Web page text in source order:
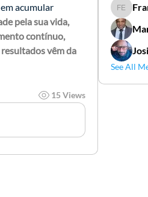
acumular
pela sua vida,
contínuo,
vêm da
15 Views
See All